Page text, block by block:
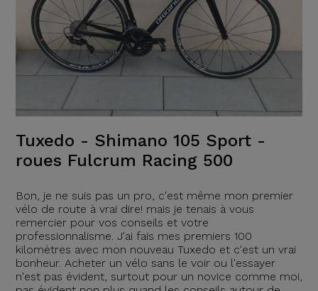
Tuxedo - Shimano 105 Sport -
roues Fulcrum Racing 500
Bon, je ne suis pas un pro, c'est même mon premier
vélo de route à vrai dire! mais je tenais à vous
remercier pour vos conseils et votre
professionnalisme. J'ai fais mes premiers 100
kilomètres avec mon nouveau Tuxedo et c'est un vrai
bonheur. Acheter un vélo sans le voir ou l'essayer
n'est pas évident, surtout pour un novice comme moi,